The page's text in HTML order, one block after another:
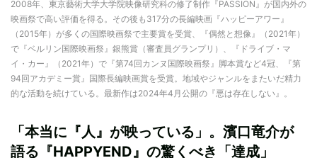
2008年、東京藝術大学大学院映像研究科の修了制作『PASSION』が国内外の
映画祭で高い評価を得る。その後も317分の長編映画『ハッピーアワー』
（2015年）が多くの国際映画祭で主要賞を受賞、『偶然と想像』（2021年）
で『ベルリン国際映画祭』銀熊賞（審査員グランプリ）、『ドライブ・マ
イ・カー』（2021年）で『第74回カンヌ国際映画祭』脚本賞など4冠、『第
94回アカデミー賞』国際長編映画賞を受賞。地域やジャンルをまたいだ精力
的な活動を続けている。最新作は2024年4月公開の『悪は存在しない』。
「本当に『人』が映っている」。濱口竜介が
語る『HAPPYEND』の驚くべき「達成」